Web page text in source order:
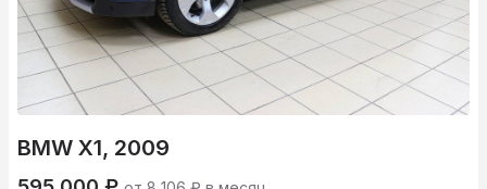
BMW X1, 2009